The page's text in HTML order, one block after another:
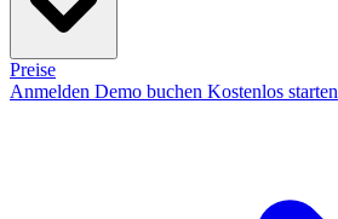
Preise
Anmelden Demo buchen Kostenlos starten